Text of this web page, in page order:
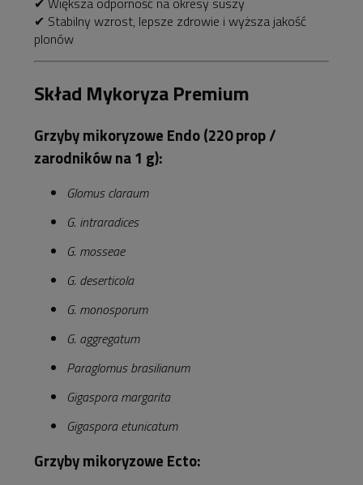
✔ Stabilny wzrost, lepsze zdrowie i wyższa jakość
plonów
Skład Mykoryza Premium
Grzyby mikoryzowe Endo (220 prop /
zarodników na 1 g):
Glomus claraum
G. intraradices
G. mosseae
G. deserticola
G. monosporum
G. aggregatum
Paraglomus brasilianum
Gigaspora margarita
Gigaspora etunicatum
Grzyby mikoryzowe Ecto: